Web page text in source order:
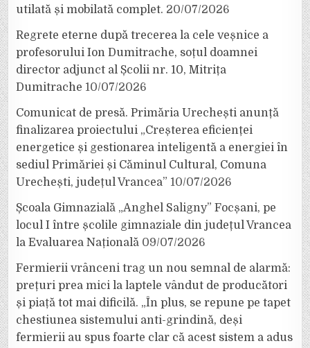
utilată și mobilată complet. 20/07/2026
Regrete eterne după trecerea la cele veșnice a
profesorului Ion Dumitrache, soțul doamnei
director adjunct al Școlii nr. 10, Mitrița
Dumitrache 10/07/2026
Comunicat de presă. Primăria Urechești anunță
finalizarea proiectului „Creșterea eficienței
energetice și gestionarea inteligentă a energiei în
sediul Primăriei și Căminul Cultural, Comuna
Urechești, județul Vrancea” 10/07/2026
Școala Gimnazială „Anghel Saligny” Focșani, pe
locul I între școlile gimnaziale din județul Vrancea
la Evaluarea Națională 09/07/2026
Fermierii vrânceni trag un nou semnal de alarmă:
prețuri prea mici la laptele vândut de producători
și piață tot mai dificilă. „În plus, se repune pe tapet
chestiunea sistemului anti-grindină, deși
fermierii au spus foarte clar că acest sistem a adus